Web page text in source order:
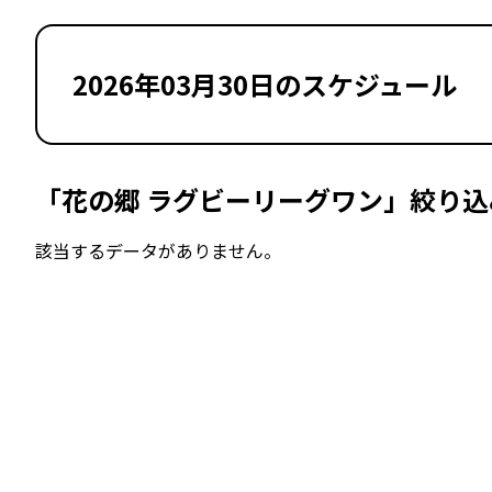
2026年03月30日のスケジュール
「花の郷 ラグビーリーグワン」絞り
該当するデータがありません。